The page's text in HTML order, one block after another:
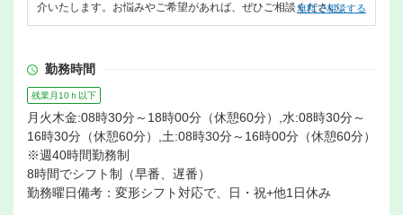
介いたします。お悩みやご希望があれば、ぜひご相談ください。
無料で相談する
勤務時間
残業月10ｈ以下
月火木金:08時30分～18時00分（休憩60分）,水:08時30分～
16時30分（休憩60分）,土:08時30分～16時00分（休憩60分）
※週40時間勤務制
8時間でシフト制（早番、遅番）
勤務曜日備考：変形シフト対応で、日・祝+他1日休み